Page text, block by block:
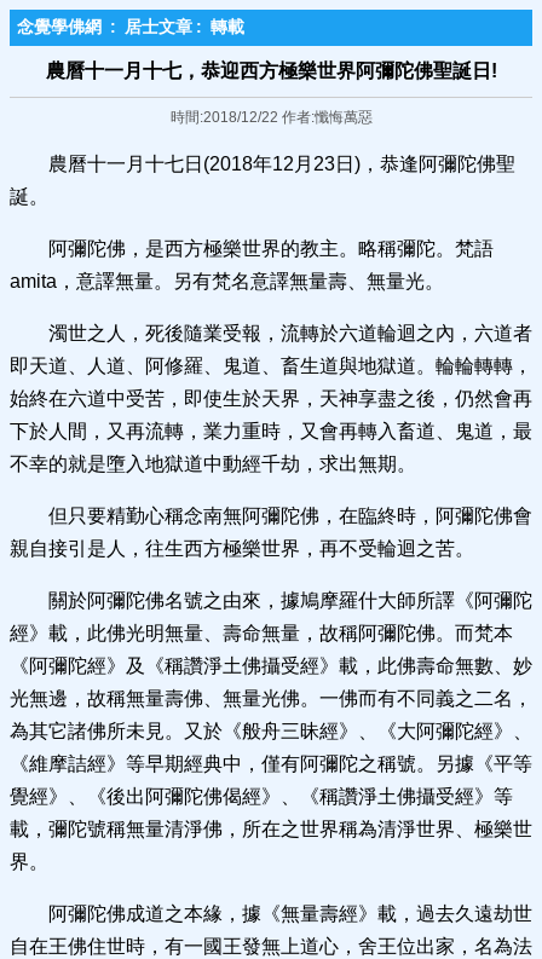
念覺學佛網 : 居士文章 : 轉載
農曆十一月十七，恭迎西方極樂世界阿彌陀佛聖誕日!
時間:2018/12/22 作者:懺悔萬惡
農曆十一月十七日(2018年12月23日)，恭逢阿彌陀佛聖
誕。
阿彌陀佛，是西方極樂世界的教主。略稱彌陀。梵語
amita，意譯無量。另有梵名意譯無量壽、無量光。
濁世之人，死後隨業受報，流轉於六道輪迴之內，六道者
即天道、人道、阿修羅、鬼道、畜生道與地獄道。輪輪轉轉，
始終在六道中受苦，即使生於天界，天神享盡之後，仍然會再
下於人間，又再流轉，業力重時，又會再轉入畜道、鬼道，最
不幸的就是墮入地獄道中動經千劫，求出無期。
但只要精勤心稱念南無阿彌陀佛，在臨終時，阿彌陀佛會
親自接引是人，往生西方極樂世界，再不受輪迴之苦。
關於阿彌陀佛名號之由來，據鳩摩羅什大師所譯《阿彌陀
經》載，此佛光明無量、壽命無量，故稱阿彌陀佛。而梵本
《阿彌陀經》及《稱讚淨土佛攝受經》載，此佛壽命無數、妙
光無邊，故稱無量壽佛、無量光佛。一佛而有不同義之二名，
為其它諸佛所未見。又於《般舟三昧經》、《大阿彌陀經》、
《維摩詰經》等早期經典中，僅有阿彌陀之稱號。另據《平等
覺經》、《後出阿彌陀佛偈經》、《稱讚淨土佛攝受經》等
載，彌陀號稱無量清淨佛，所在之世界稱為清淨世界、極樂世
界。
阿彌陀佛成道之本緣，據《無量壽經》載，過去久遠劫世
自在王佛住世時，有一國王發無上道心，舍王位出家，名為法